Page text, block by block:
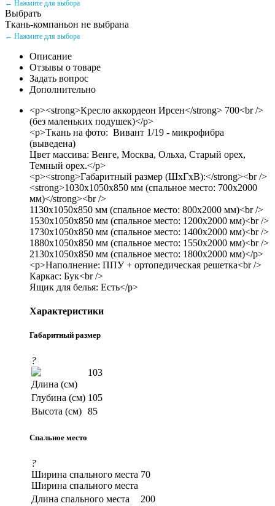
← Нажмите для выбора
Выбрать
Ткань-компаньон не выбрана
← Нажмите для выбора
Описание
Отзывы о товаре
Задать вопрос
Дополнительно
<p><strong>Кресло аккордеон Ирсен</strong> 700<br />
(без маленьких подушек)</p>
<p>Ткань на фото: Вивант 1/19 - микрофибра
(выведена)
Цвет массива: Венге, Москва, Ольха, Старый орех,
Темный орех.</p>
<p><strong>Габаритный размер (ШхГхВ):</strong><br />
<strong>1030х1050х850 мм (спальное место: 700х2000
мм)</strong><br />
1130х1050х850 мм (спальное место: 800x2000 мм)<br />
1530х1050х850 мм (спальное место: 1200x2000 мм)<br />
1730х1050х850 мм (спальное место: 1400x2000 мм)<br />
1880х1050х850 мм (спальное место: 1550x2000 мм)<br />
2130х1050х850 мм (спальное место: 1800x2000 мм)</p>
<p>Наполнение: ППУ + ортопедическая решетка<br />
Каркас: Бук<br />
Ящик для белья: Есть</p>
Характеристики
Габаритный размер
?
Длина (см)
103
Глубина (см) 105
Высота (см) 85
Спальное место
?
Ширина спального места
Ширина спального места
70
Длина спального места
200